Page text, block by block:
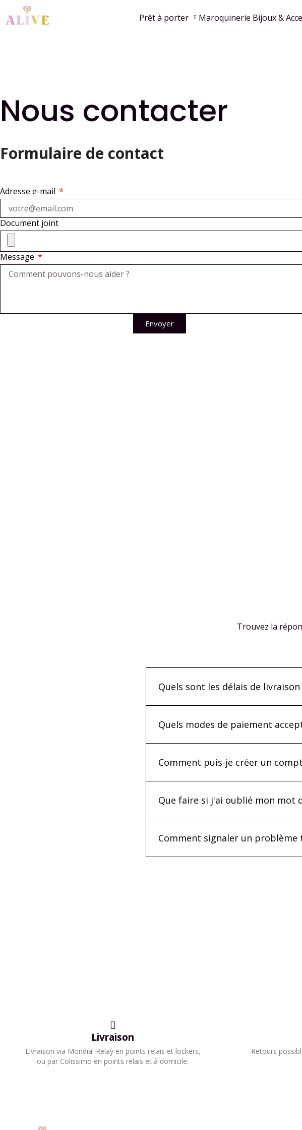
Prêt à porter Maroquinerie Bijoux &
Nous contacter
Formulaire de contact
Adresse e-mail
Document joint
Message
Envoyer
Trouvez la
Quels sont les délais de
Quels modes de paiement
Comment puis-je créer un
Que faire si j'ai oublié mon mot
Comment signaler un problème
Livraison
​Livraison via Mondial Relay en points relais et lockers,
ou par Colissimo en points relais et à domicile.​
Retours